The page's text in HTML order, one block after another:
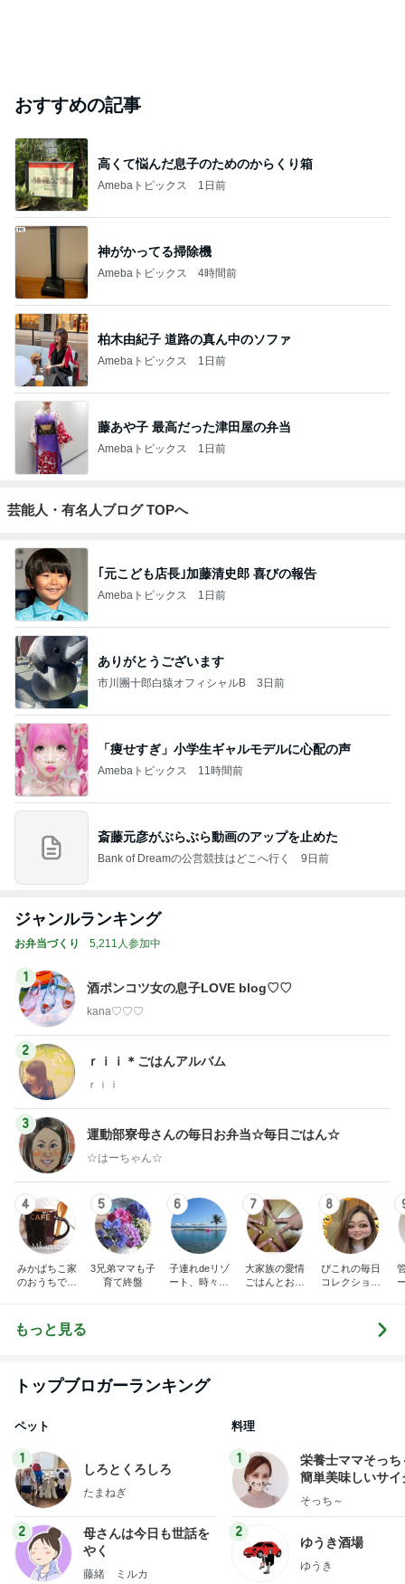
おすすめの記事
高くて悩んだ息子のためのからくり箱
Amebaトピックス 1日前
神がかってる掃除機
Amebaトピックス 4時間前
柏木由紀子 道路の真ん中のソファ
Amebaトピックス 1日前
藤あや子 最高だった津田屋の弁当
Amebaトピックス 1日前
芸能人・有名人ブログ TOPへ
｢元こども店長｣加藤清史郎 喜びの報告
Amebaトピックス 1日前
ありがとうございます
市川團十郎白猿オフィシャルB 3日前
「痩せすぎ」小学生ギャルモデルに心配の声
Amebaトピックス 11時間前
斎藤元彦がぶらぶら動画のアップを止めた
Bank of Dreamの公営競技はどこへ行く 9日前
ジャンルランキング
お弁当づくり 5,211人参加中
1
酒ポンコツ女の息子LOVE blog♡♡
kana♡♡♡
2
ｒｉｉ＊ごはんアルバム
ｒｉｉ
3
運動部寮母さんの毎日お弁当☆毎日ごはん☆
☆はーちゃん☆
4
みかぱちこ家
のおうちでご
5
3兄弟ママも子
育て終盤
6
子連れdeリゾ
ート、時々キ
7
大家族の愛情
ごはんとお弁
8
ぴこれの毎日
コレクション
もっと見る
トップブロガーランキング
ペット
1
しろとくろしろ
たまねぎ
2
母さんは今日も世話を
やく
藤緒 ミルカ
料理
1
栄養士ママそっち
簡単美味しいサイ
献立
そっち～
2
ゆうき酒場
ゆうき